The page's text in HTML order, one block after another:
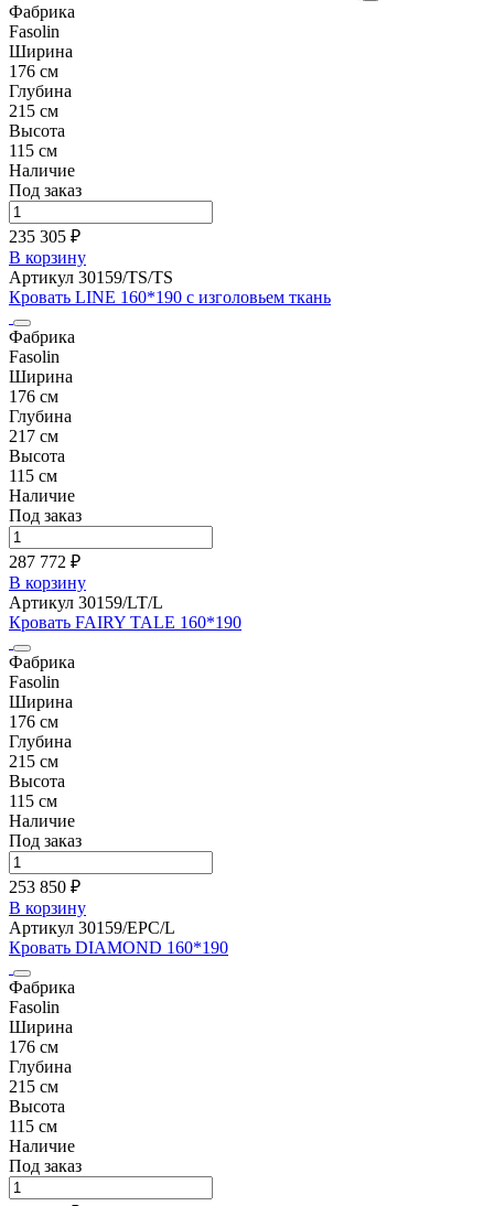
Фабрика
Fasolin
Ширина
176 см
Глубина
215 см
Высота
115 см
Наличие
Под заказ
235 305 ₽
В корзину
Артикул 30159/TS/TS
Кровать LINE 160*190 с изголовьем ткань
Фабрика
Fasolin
Ширина
176 см
Глубина
217 см
Высота
115 см
Наличие
Под заказ
287 772 ₽
В корзину
Артикул 30159/LT/L
Кровать FAIRY TALE 160*190
Фабрика
Fasolin
Ширина
176 см
Глубина
215 см
Высота
115 см
Наличие
Под заказ
253 850 ₽
В корзину
Артикул 30159/EPC/L
Кровать DIAMOND 160*190
Фабрика
Fasolin
Ширина
176 см
Глубина
215 см
Высота
115 см
Наличие
Под заказ